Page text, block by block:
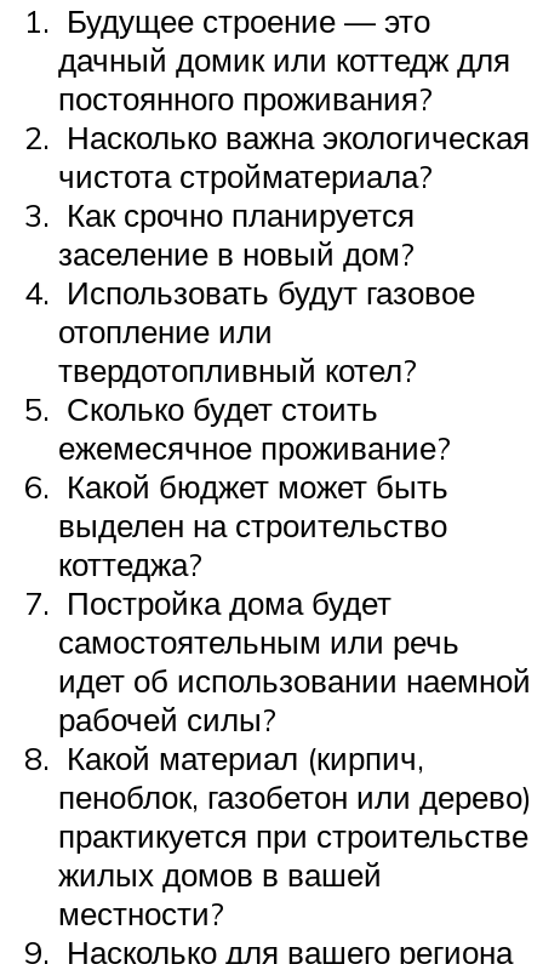
Будущее строение — это
дачный домик или коттедж для
постоянного проживания?
Насколько важна экологическая
чистота стройматериала?
Как срочно планируется
заселение в новый дом?
Использовать будут газовое
отопление или
твердотопливный котел?
Сколько будет стоить
ежемесячное проживание?
Какой бюджет может быть
выделен на строительство
коттеджа?
Постройка дома будет
самостоятельным или речь
идет об использовании наемной
рабочей силы?
Какой материал (кирпич,
пеноблок, газобетон или дерево)
практикуется при строительстве
жилых домов в вашей
местности?
Насколько для вашего региона